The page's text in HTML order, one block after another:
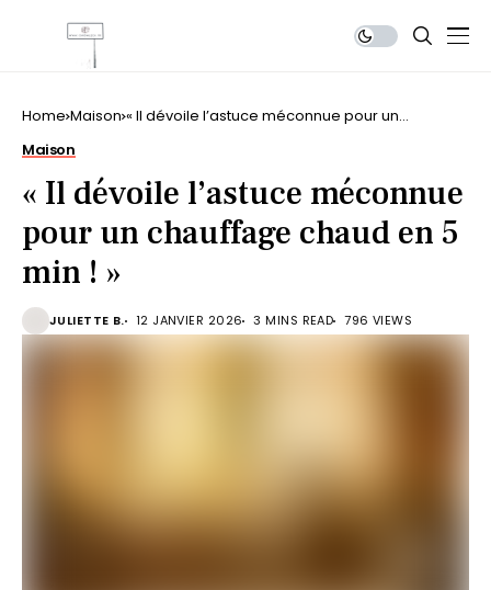
Home Maison « Il dévoile l’astuce méconnue pour un
Maison
« Il dévoile l’astuce méconnue
pour un chauffage chaud en 5
min ! »
JULIETTE B. 12 JANVIER 2026 3 MINS READ 796 VIEWS